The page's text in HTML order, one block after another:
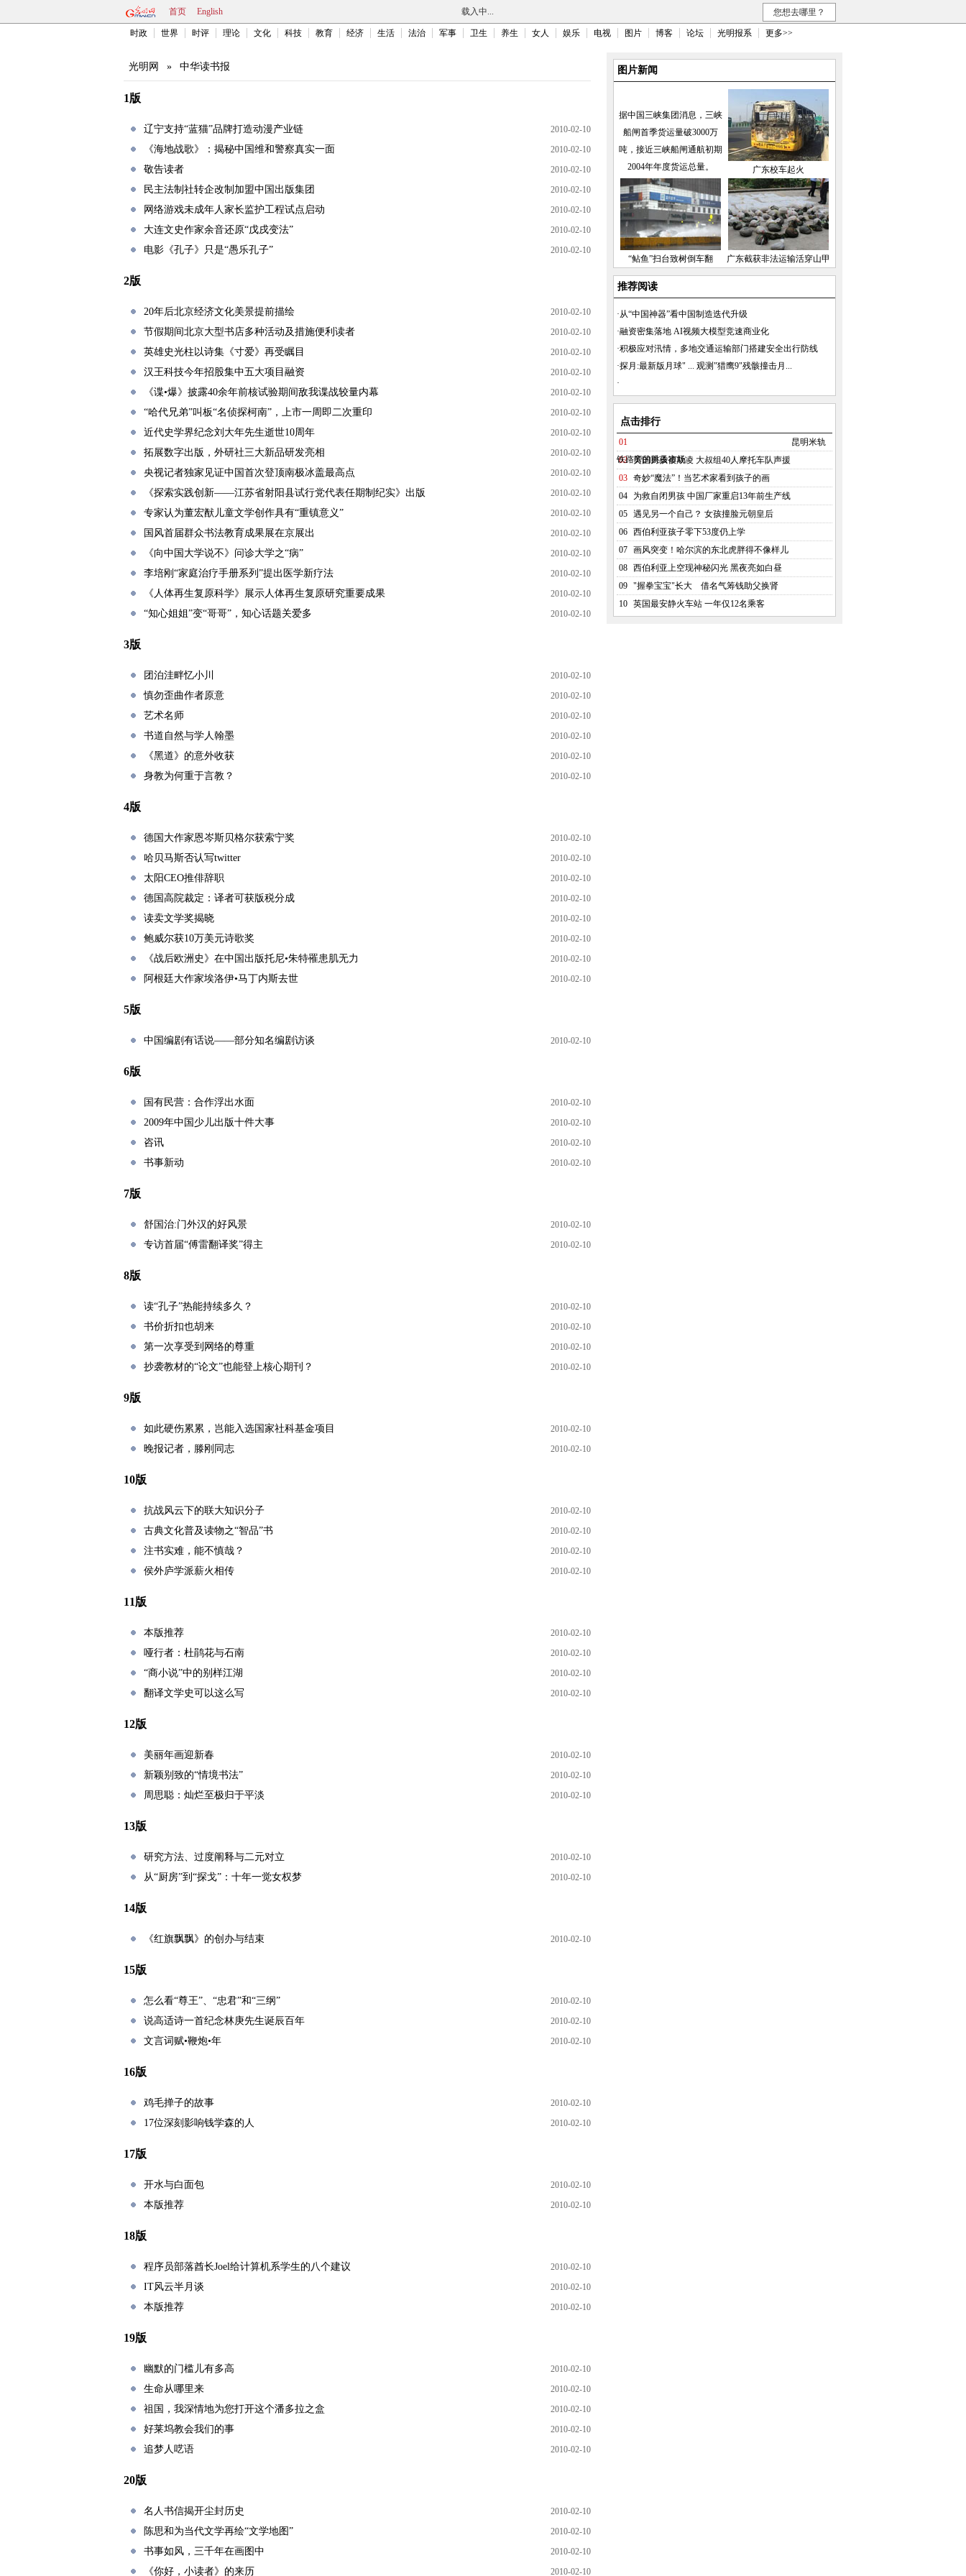
首页 English 载入中... 您想去哪里？
时政 世界 时评 理论 文化 科技 教育 经济 生活 法治 军事 卫生 养生 女人 娱乐 电视 图片 博客 论坛 光明报系 更多>>
光明网 » 中华读书报
1版
辽宁支持“蓝猫”品牌打造动漫产业链 2010-02-10
《海地战歌》：揭秘中国维和警察真实一面 2010-02-10
敬告读者 2010-02-10
民主法制社转企改制加盟中国出版集团 2010-02-10
网络游戏未成年人家长监护工程试点启动 2010-02-10
大连文史作家余音还原“戊戌变法” 2010-02-10
电影《孔子》只是“愚乐孔子” 2010-02-10
2版
20年后北京经济文化美景提前描绘 2010-02-10
节假期间北京大型书店多种活动及措施便利读者 2010-02-10
英雄史光柱以诗集《寸爱》再受瞩目 2010-02-10
汉王科技今年招股集中五大项目融资 2010-02-10
《谍•爆》披露40余年前核试验期间敌我谍战较量内幕 2010-02-10
“哈代兄弟”叫板“名侦探柯南”，上市一周即二次重印 2010-02-10
近代史学界纪念刘大年先生逝世10周年 2010-02-10
拓展数字出版，外研社三大新品研发亮相 2010-02-10
央视记者独家见证中国首次登顶南极冰盖最高点 2010-02-10
《探索实践创新――江苏省射阳县试行党代表任期制纪实》出版 2010-02-10
专家认为董宏猷儿童文学创作具有“重镇意义” 2010-02-10
国风首届群众书法教育成果展在京展出 2010-02-10
《向中国大学说不》问诊大学之“病” 2010-02-10
李培刚“家庭治疗手册系列”提出医学新疗法 2010-02-10
《人体再生复原科学》展示人体再生复原研究重要成果 2010-02-10
“知心姐姐”变“哥哥”，知心话题关爱多 2010-02-10
3版
团泊洼畔忆小川 2010-02-10
慎勿歪曲作者原意 2010-02-10
艺术名师 2010-02-10
书道自然与学人翰墨 2010-02-10
《黑道》的意外收获 2010-02-10
身教为何重于言教？ 2010-02-10
4版
德国大作家恩岑斯贝格尔获索宁奖 2010-02-10
哈贝马斯否认写twitter 2010-02-10
太阳CEO推俳辞职 2010-02-10
德国高院裁定：译者可获版税分成 2010-02-10
读卖文学奖揭晓 2010-02-10
鲍威尔获10万美元诗歌奖 2010-02-10
《战后欧洲史》在中国出版托尼•朱特罹患肌无力 2010-02-10
阿根廷大作家埃洛伊•马丁内斯去世 2010-02-10
5版
中国编剧有话说――部分知名编剧访谈 2010-02-10
6版
国有民营：合作浮出水面 2010-02-10
2009年中国少儿出版十件大事 2010-02-10
咨讯 2010-02-10
书事新动 2010-02-10
7版
舒国治:门外汉的好风景 2010-02-10
专访首届“傅雷翻译奖”得主 2010-02-10
8版
读“孔子”热能持续多久？ 2010-02-10
书价折扣也胡来 2010-02-10
第一次享受到网络的尊重 2010-02-10
抄袭教材的“论文”也能登上核心期刊？ 2010-02-10
9版
如此硬伤累累，岂能入选国家社科基金项目 2010-02-10
晚报记者，滕刚同志 2010-02-10
10版
抗战风云下的联大知识分子 2010-02-10
古典文化普及读物之“智品”书 2010-02-10
注书实难，能不慎哉？ 2010-02-10
侯外庐学派薪火相传 2010-02-10
11版
本版推荐 2010-02-10
哑行者：杜鹃花与石南 2010-02-10
“商小说”中的别样江湖 2010-02-10
翻译文学史可以这么写 2010-02-10
12版
美丽年画迎新春 2010-02-10
新颖别致的“情境书法” 2010-02-10
周思聪：灿烂至极归于平淡 2010-02-10
13版
研究方法、过度阐释与二元对立 2010-02-10
从“厨房”到“探戈”：十年一觉女权梦 2010-02-10
14版
《红旗飘飘》的创办与结束 2010-02-10
15版
怎么看“尊王”、“忠君”和“三纲” 2010-02-10
说高适诗一首纪念林庚先生诞辰百年 2010-02-10
文言词赋•鞭炮•年 2010-02-10
16版
鸡毛掸子的故事 2010-02-10
17位深刻影响钱学森的人 2010-02-10
17版
开水与白面包 2010-02-10
本版推荐 2010-02-10
18版
程序员部落酋长Joel给计算机系学生的八个建议 2010-02-10
IT风云半月谈 2010-02-10
本版推荐 2010-02-10
19版
幽默的门槛儿有多高 2010-02-10
生命从哪里来 2010-02-10
祖国，我深情地为您打开这个潘多拉之盒 2010-02-10
好莱坞教会我们的事 2010-02-10
追梦人呓语 2010-02-10
20版
名人书信揭开尘封历史 2010-02-10
陈思和为当代文学再绘“文学地图” 2010-02-10
书事如风，三千年在画图中 2010-02-10
《你好，小读者》的来历 2010-02-10
图片新闻
据中国三峡集团消息，三峡
船闸首季货运量破3000万
吨，接近三峡船闸通航初期
2004年年度货运总量。
广东校车起火
“鲇鱼”扫台致树倒车翻 广东截获非法运输活穿山甲
推荐阅读
·从“中国神器”看中国制造迭代升级
·融资密集落地 AI视频大模型竞速商业化
·积极应对汛情，多地交通运输部门搭建安全出行防线
·探月:最新版月球" ... 观测"猎鹰9"残骸撞击月...
·
点击排行
01
昆明米轨
铁路旁的跳蚤市场
02 英国男孩被欺凌 大叔组40人摩托车队声援
03 奇妙“魔法”！当艺术家看到孩子的画
04
为救自闭男孩 中国厂家重启13年前生产线
05 遇见另一个自己？ 女孩撞脸元朝皇后
06 西伯利亚孩子零下53度仍上学
07 画风突变！哈尔滨的东北虎胖得不像样儿
08 西伯利亚上空现神秘闪光 黑夜亮如白昼
09 "握拳宝宝"长大 借名气筹钱助父换肾
10 英国最安静火车站 一年仅12名乘客